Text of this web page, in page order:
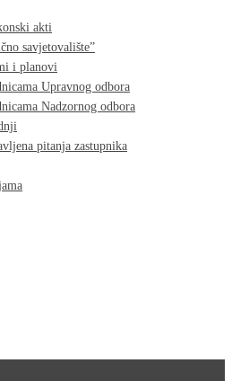
akti
savjetovalište”
i planovi
Upravnog odbora
Nadzornog odbora
pitanja zastupnika